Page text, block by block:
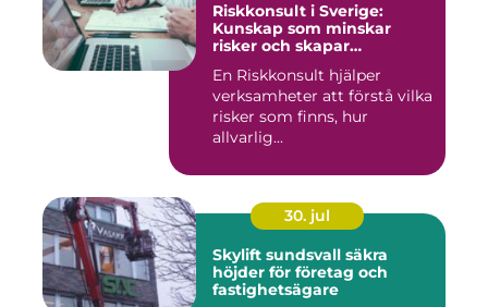
Riskkonsult i Sverige:
Kunskap som minskar
risker och skapar
En Riskkonsult hjälper
verksamheter att förstå vilka
risker som finns, hur
allvarlig...
30. jul
Skylift sundsvall säkra
höjder för företag och
fastighetsägare